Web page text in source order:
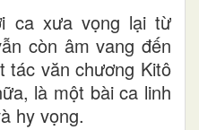
ca xưa vọng lại từ
còn âm vang đến
tác văn chương Kitô
là một bài ca linh
hy vọng.